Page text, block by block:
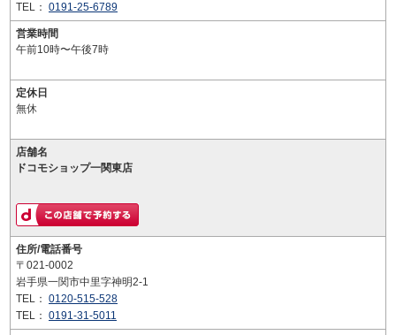
TEL： 0191-25-6789
営業時間
午前10時〜午後7時
定休日
無休
店舗名
ドコモショップ一関東店
住所/電話番号
〒021-0002
岩手県一関市中里字神明2-1
TEL： 0120-515-528
TEL： 0191-31-5011